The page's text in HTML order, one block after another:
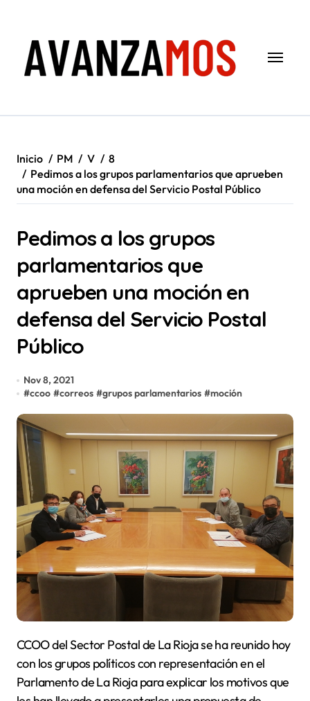
contenido
Inicio PM V
8
Pedimos a los grupos parlamentarios que aprueben
una moción en defensa del Servicio Postal Público
Pedimos a los grupos
parlamentarios que
aprueben una moción en
defensa del Servicio Postal
Público
Nov 8, 2021
#ccoo #correos #grupos parlamentarios #moción
CCOO del Sector Postal de La Rioja se ha reunido hoy
con los grupos políticos con representación en el
Parlamento de La Rioja para explicar los motivos que